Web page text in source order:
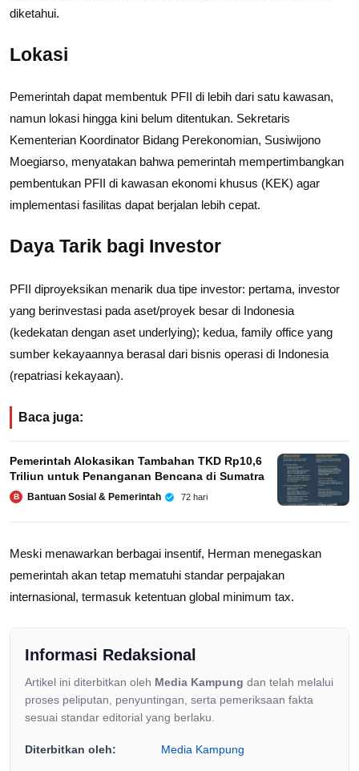
diketahui.
Lokasi
Pemerintah dapat membentuk PFII di lebih dari satu kawasan,
namun lokasi hingga kini belum ditentukan. Sekretaris
Kementerian Koordinator Bidang Perekonomian, Susiwijono
Moegiarso, menyatakan bahwa pemerintah mempertimbangkan
pembentukan PFII di kawasan ekonomi khusus (KEK) agar
implementasi fasilitas dapat berjalan lebih cepat.
Daya Tarik bagi Investor
PFII diproyeksikan menarik dua tipe investor: pertama, investor
yang berinvestasi pada aset/proyek besar di Indonesia
(kedekatan dengan aset underlying); kedua, family office yang
sumber kekayaannya berasal dari bisnis operasi di Indonesia
(repatriasi kekayaan).
Baca juga:
Pemerintah Alokasikan Tambahan TKD Rp10,6
Triliun untuk Penanganan Bencana di Sumatra
B Bantuan Sosial & Pemerintah 72 hari
Meski menawarkan berbagai insentif, Herman menegaskan
pemerintah akan tetap mematuhi standar perpajakan
internasional, termasuk ketentuan global minimum tax.
Informasi Redaksional
Artikel ini diterbitkan oleh Media Kampung dan telah melalui
proses peliputan, penyuntingan, serta pemeriksaan fakta
sesuai standar editorial yang berlaku.
Diterbitkan oleh: Media Kampung